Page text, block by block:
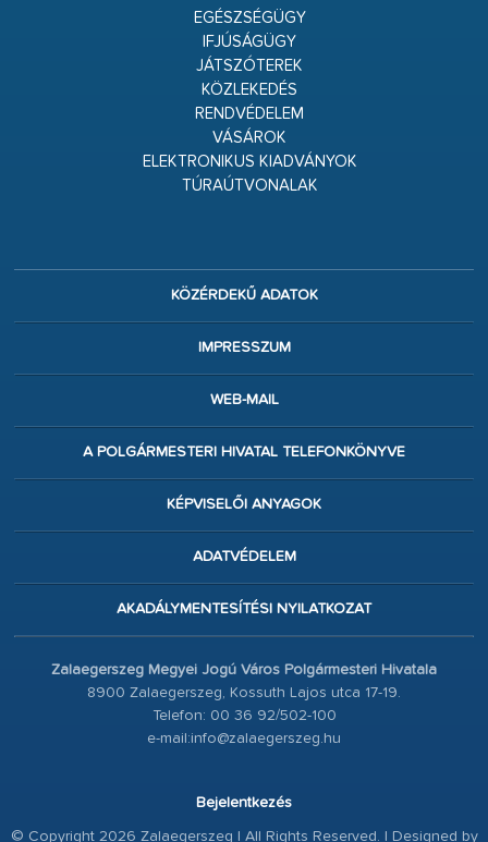
EGÉSZSÉGÜGY
IFJÚSÁGÜGY
JÁTSZÓTEREK
KÖZLEKEDÉS
RENDVÉDELEM
VÁSÁROK
ELEKTRONIKUS KIADVÁNYOK
TÚRAÚTVONALAK
KÖZÉRDEKŰ ADATOK
IMPRESSZUM
WEB-MAIL
A POLGÁRMESTERI HIVATAL TELEFONKÖNYVE
KÉPVISELŐI ANYAGOK
ADATVÉDELEM
AKADÁLYMENTESÍTÉSI NYILATKOZAT
Zalaegerszeg Megyei Jogú Város Polgármesteri Hivatala
8900 Zalaegerszeg, Kossuth Lajos utca 17-19.
Telefon: 00 36 92/502-100
e-mail:info@zalaegerszeg.hu
Bejelentkezés
© Copyright 2026 Zalaegerszeg | All Rights Reserved. | Designed by